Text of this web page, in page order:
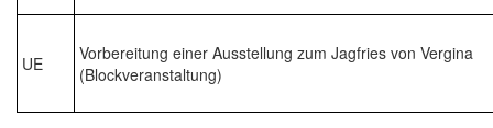
UE
Vorbereitung einer Ausstellung zum Jagfries von Vergina
(Blockveranstaltung)